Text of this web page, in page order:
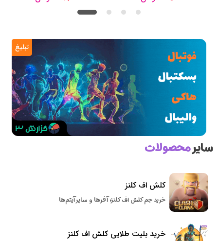
تبلیغ
سایرمحصولات
کلش اف کلنز
خرید جم کلش اف کلنز، آفرها و سایر آیتم‌ها
خرید بلیت طلایی کلش اف کلنز